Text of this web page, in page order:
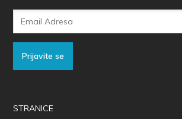
Prijavite se
STRANICE